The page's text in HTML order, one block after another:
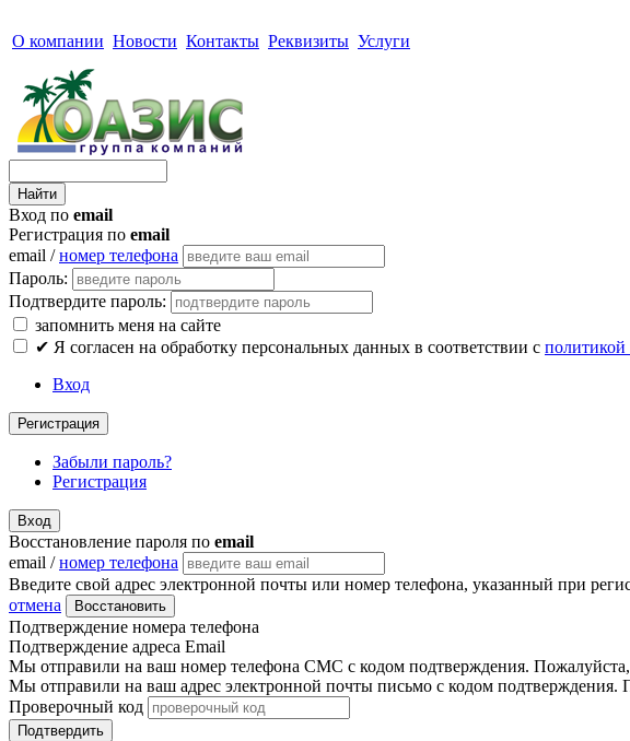
О компании Новости Контакты Реквизиты Услуги
Вход по email
Регистрация по email
email /номер телефона
Пароль:
Подтвердите пароль:
запомнить меня на сайте
✔ Я согласен на обработку персональных данных в соответствии с политикой
Вход
Регистрация
Забыли пароль?
Регистрация
Вход
Восстановление пароля по email
email /номер телефона
Введите свой адрес электронной почты или номер телефона, указанный при
отмена
Восстановить
Подтверждение номера телефона
Подтверждение адреса Email
Мы отправили на ваш номер телефона СМС с кодом подтверждения.
Мы отправили на ваш адрес электронной почты письмо с кодом
Проверочный код
Подтвердить